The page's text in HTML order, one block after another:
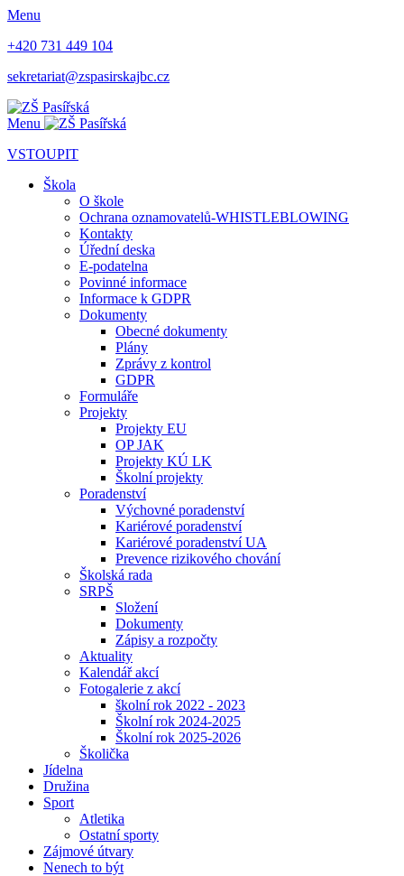
Menu
+420 731 449 104
sekretariat@zspasirskajbc.cz
Menu
VSTOUPIT
Škola
O škole
Ochrana oznamovatelů-WHISTLEBLOWING
Kontakty
Úřední deska
E-podatelna
Povinné informace
Informace k GDPR
Dokumenty
Obecné dokumenty
Plány
Zprávy z kontrol
GDPR
Formuláře
Projekty
Projekty EU
OP JAK
Projekty KÚ LK
Školní projekty
Poradenství
Výchovné poradenství
Kariérové poradenství
Kariérové poradenství UA
Prevence rizikového chování
Školská rada
SRPŠ
Složení
Dokumenty
Zápisy a rozpočty
Aktuality
Kalendář akcí
Fotogalerie z akcí
školní rok 2022 - 2023
Školní rok 2024-2025
Školní rok 2025-2026
Školička
Jídelna
Družina
Sport
Atletika
Ostatní sporty
Zájmové útvary
Nenech to být